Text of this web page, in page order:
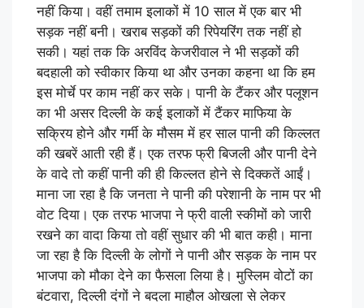
नहीं किया। वहीं तमाम इलाकों में 10 साल में एक बार भी
सड़क नहीं बनी। खराब सड़कों की रिपेयरिंग तक नहीं हो
सकी। यहां तक कि अरविंद केजरीवाल ने भी सड़कों की
बदहाली को स्वीकार किया था और उनका कहना था कि हम
इस मोर्चे पर काम नहीं कर सके। पानी के टैंकर और पलूशन
का भी असर दिल्ली के कई इलाकों में टैंकर माफिया के
सक्रिय होने और गर्मी के मौसम में हर साल पानी की किल्लत
की खबरें आती रही हैं। एक तरफ फ्री बिजली और पानी देने
के वादे तो कहीं पानी की ही किल्लत होने से दिक्कतें आईं।
माना जा रहा है कि जनता ने पानी की परेशानी के नाम पर भी
वोट दिया। एक तरफ भाजपा ने फ्री वाली स्कीमों को जारी
रखने का वादा किया तो वहीं सुधार की भी बात कही। माना
जा रहा है कि दिल्ली के लोगों ने पानी और सड़क के नाम पर
भाजपा को मौका देने का फैसला लिया है। मुस्लिम वोटों का
बंटवारा, दिल्ली दंगों ने बदला माहौल ओखला से लेकर